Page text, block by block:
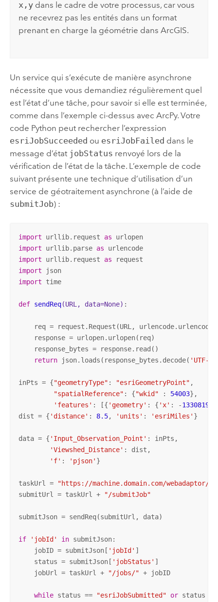
x,y dans le cadre de votre processus, car vous
ne recevrez pas les entités dans un format
prenant en charge la géométrie dans ArcGIS.
Un service qui s’exécute de manière asynchrone
nécessite que vous demandiez régulièrement quel
est l’état d’une tâche, pour savoir si elle est terminée,
comme dans l’exemple ci-dessus avec ArcPy. Votre
code Python peut rechercher l’expression
esriJobSucceeded ou esriJobFailed dans le
message d’état jobStatus renvoyé lors de la
vérification de l’état de la tâche. L’exemple de code
suivant présente une technique d’utilisation d’un
service de géotraitement asynchrone (à l’aide de
submitJob) :
import urllib.request as
urlopen
import urllib.parse as
urlencode
import urllib.request as
import
json
import time
def sendReq(URL, data=None) :
req = request.Request(URL,
    response = urlopen.urlopen(req)
    response_bytes = response.read()
return json.loads(response_bytes.decode( 'UTF-8'
inPts = {"geometryType" : "esriGeometryPoint" ,
"spatialReference" : {"wkid" : 54003},
'features' : [{ 'geometry' : { 'x' : -
dist = { 'distance' : 8.5, 'units' : 'esriMiles' }
data = { 'Input_Observation_Point' : inPts,
'Viewshed_Distance' : dist,
'f' : 'pjson' }
taskUrl =
"https://machine.domain.com/webadaptor/
submitUrl = taskUrl +
"/submitJob"
submitJson = sendReq(submitUrl, data)
if 'jobId' in submitJson:
    jobID = submitJson[
'jobId' ]
    status = submitJson[
'jobStatus' ]
    jobUrl = taskUrl +
"/jobs/" + jobID
while status == "esriJobSubmitted" or status